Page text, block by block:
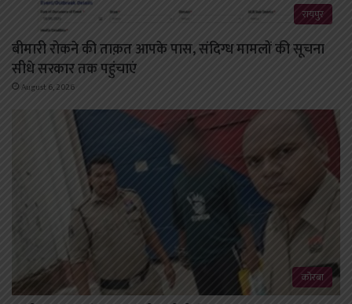
रायपुर
बीमारी रोकने की ताक़त आपके पास, संदिग्ध मामलों की सूचना
सीधे सरकार तक पहुंचाएं
August 6, 2026
कोरबा